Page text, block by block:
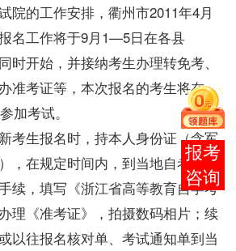
的工作安排，衢州市2011年4月
名工作将于9月1—5日在各县
时开始，并接纳考生办理转免考、
准考证等，本次报名的考生将在
加考试。
生报名时，持本人身份证（含军
，在规定时间内，到当地自考办指
续，填写《浙江省高等教育自学考
理《准考证》，拍摄数码相片；续
以往报名核对单、考试通知单到当
报考
咨询